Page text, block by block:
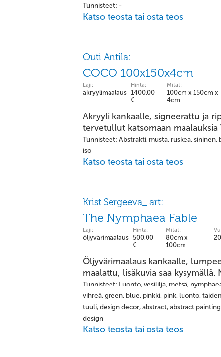
Tunnisteet: -
Katso teosta tai osta teos
Outi Antila:
COCO 100x150x4cm
Laji:
akryylimaalaus
Hinta:
1400,00
€
Mitat:
100cm x 150cm x
4cm
Akryyli kankaalle, signeerattu ja
tervetullut katsomaan
Tunnisteet: Abstrakti, musta, ruskea,
iso
Katso teosta tai osta teos
Krist Sergeeva_ art:
The Nymphaea Fable
Laji:
öljyvärimaalaus
Hinta:
500,00
€
Mitat:
80cm x
100cm
Öljyvärimaalaus kankaalle,
maalattu, lisäkuvia saa
Tunnisteet: Luonto, vesililja, metsä,
vihreä, green, blue, pinkki, pink, luonto,
tuuli, design decor, abstract, abstract
design
Katso teosta tai osta teos